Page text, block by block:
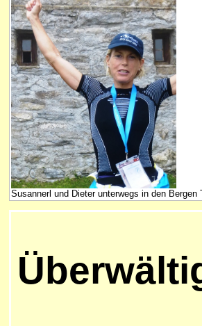
Susannerl und Dieter unterwegs in den Bergen